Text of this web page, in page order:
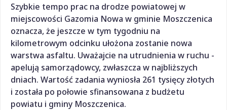
Szybkie tempo prac na drodze powiatowej w
miejscowości Gazomia Nowa w gminie Moszczenica
oznacza, że jeszcze w tym tygodniu na
kilometrowym odcinku ułożona zostanie nowa
warstwa asfaltu. Uważajcie na utrudnienia w ruchu -
apelują samorządowcy, zwłaszcza w najbliższych
dniach. Wartość zadania wyniosła 261 tysięcy złotych
i została po połowie sfinansowana z budżetu
powiatu i gminy Moszczenica.